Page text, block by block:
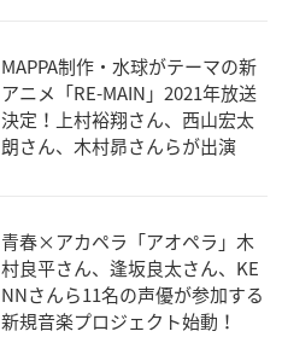
MAPPA制作・水球がテーマの新
アニメ「RE-MAIN」2021年放送
決定！上村裕翔さん、西山宏太
朗さん、木村昴さんらが出演
青春×アカペラ「アオペラ」木
村良平さん、逢坂良太さん、KE
NNさんら11名の声優が参加する
新規音楽プロジェクト始動！